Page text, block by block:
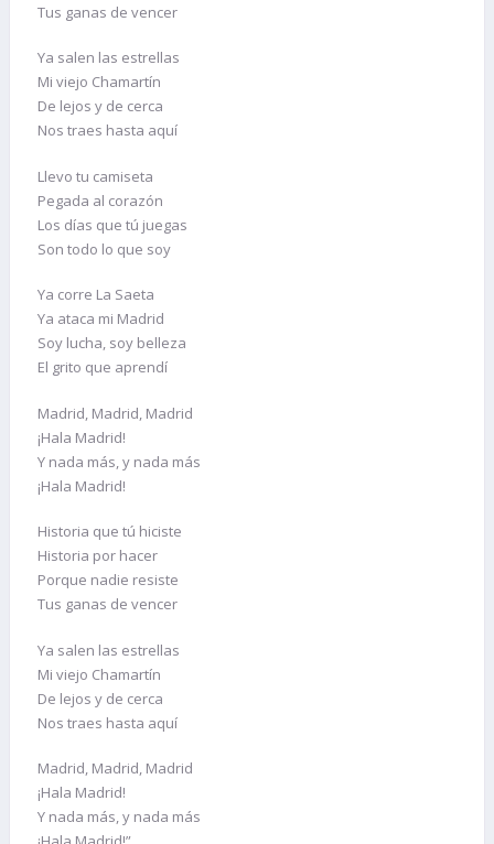
Tus ganas de vencer
Ya salen las estrellas
Mi viejo Chamartín
De lejos y de cerca
Nos traes hasta aquí
Llevo tu camiseta
Pegada al corazón
Los días que tú juegas
Son todo lo que soy
Ya corre La Saeta
Ya ataca mi Madrid
Soy lucha, soy belleza
El grito que aprendí
Madrid, Madrid, Madrid
¡Hala Madrid!
Y nada más, y nada más
¡Hala Madrid!
Historia que tú hiciste
Historia por hacer
Porque nadie resiste
Tus ganas de vencer
Ya salen las estrellas
Mi viejo Chamartín
De lejos y de cerca
Nos traes hasta aquí
Madrid, Madrid, Madrid
¡Hala Madrid!
Y nada más, y nada más